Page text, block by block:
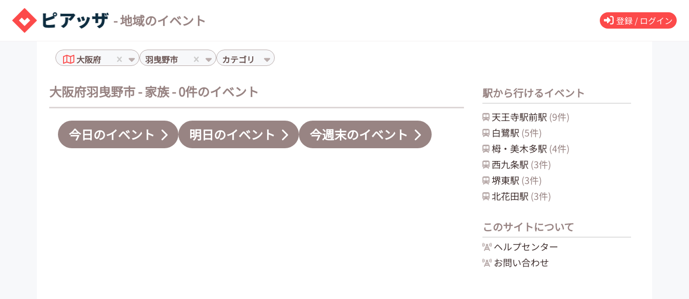
- 地域のイベント 登録 / ログイン
大阪府 羽曳野市 カテゴリ
大阪府羽曳野市 - 家族 - 0件のイベント
今日のイベント 明日のイベント 今週末のイベント
駅から行けるイベント
天王寺駅前駅 (9件)
白鷺駅 (5件)
栂・美木多駅 (4件)
西九条駅 (3件)
堺東駅 (3件)
北花田駅 (3件)
このサイトについて
ヘルプセンター
お問い合わせ